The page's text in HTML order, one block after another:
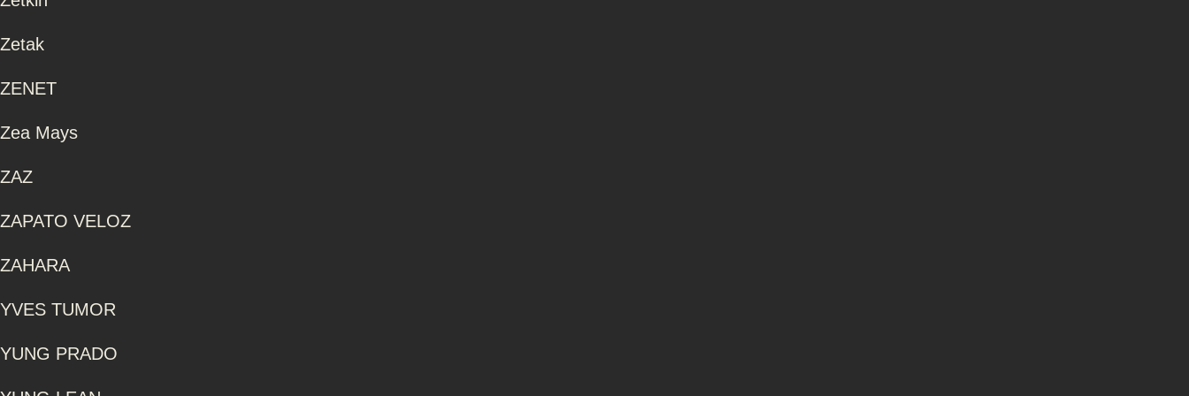
Zetak
ZENET
Zea Mays
ZAZ
ZAPATO VELOZ
ZAHARA
YVES TUMOR
YUNG PRADO